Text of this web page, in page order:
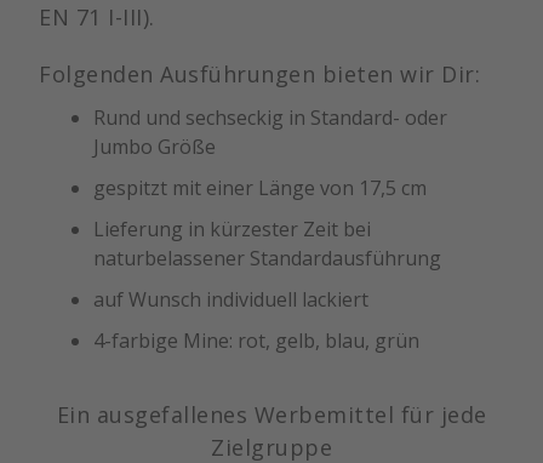
EN 71 I-III).
Folgenden Ausführungen bieten wir Dir:
Rund und sechseckig in Standard- oder
Jumbo Größe
gespitzt mit einer Länge von 17,5 cm
Lieferung in kürzester Zeit bei
naturbelassener Standardausführung
auf Wunsch individuell lackiert
4-farbige Mine: rot, gelb, blau, grün
Ein ausgefallenes Werbemittel für jede
Zielgruppe